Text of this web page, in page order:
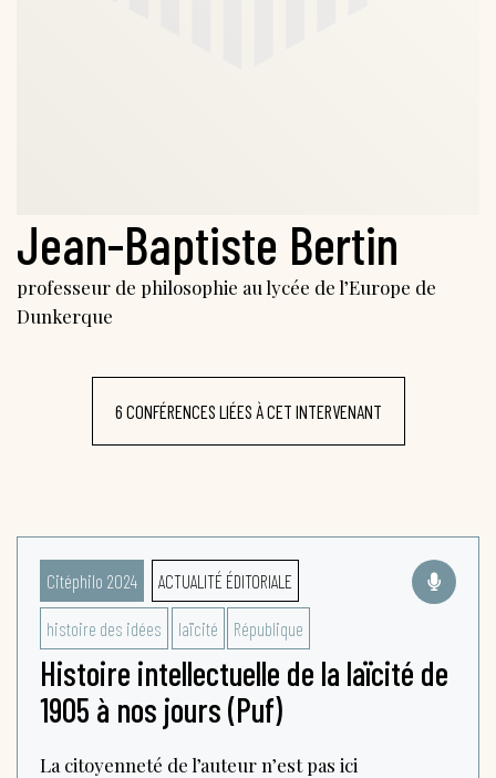
Jean-Baptiste Bertin
professeur de philosophie au lycée de l’Europe de
Dunkerque
6 CONFÉRENCES LIÉES À CET INTERVENANT
Citéphilo 2024 ACTUALITÉ ÉDITORIALE
histoire des idées laïcité République
Histoire intellectuelle de la laïcité de
1905 à nos jours (Puf)
La citoyenneté de l’auteur n’est pas ici